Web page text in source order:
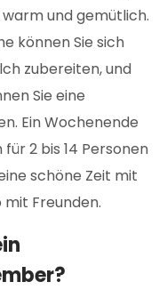
und gemütlich.
können Sie sich
zubereiten, und
Sie eine
Ein Wochenende
2 bis 14 Personen
schöne Zeit mit
Freunden.